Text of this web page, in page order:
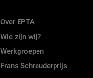
Over EPTA
Wie zijn wij?
Werkgroepen
Frans Schreuderprijs